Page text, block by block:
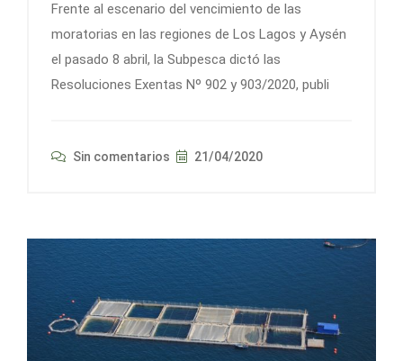
Frente al escenario del vencimiento de las
moratorias en las regiones de Los Lagos y Aysén
el pasado 8 abril, la Subpesca dictó las
Resoluciones Exentas Nº 902 y 903/2020, publi
Sin comentarios 21/04/2020